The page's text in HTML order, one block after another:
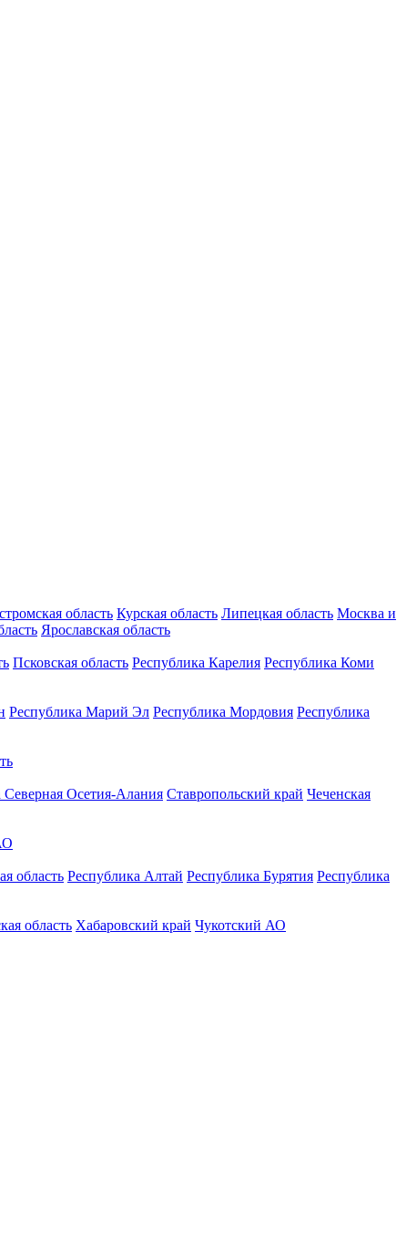
область Курская область Липецкая область Москва и
Ярославская область
Псковская область Республика Карелия Республика Коми
Республика Марий Эл Республика Мордовия Республика
Северная Осетия-Алания Ставропольский край Чеченская
область Республика Алтай Республика Бурятия Республика
область Хабаровский край Чукотский АО